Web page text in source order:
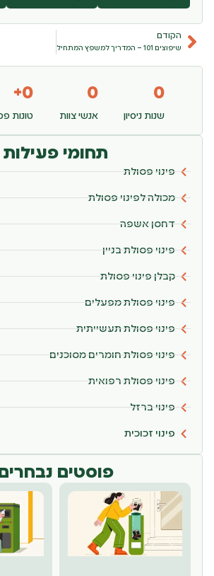
הקודם
שיפוצים 101 – המדריך למשפץ המתחיל
שנות ניסיון
0
אנשי צוות
0
טונות
0
+
תחומי פעילות
פינוי פסולת
מכולה לפינוי פסולת
דחסן אשפה
פינוי פסולת בניין
קבלן פינוי פסולת
פינוי פסולת מפעלים
פינוי פסולת תעשייתית
פינוי פסולת חומרים מסוכנים
פינוי פסולת רפואית
פינוי ברזל
פינוי זכוכית
פוסטים